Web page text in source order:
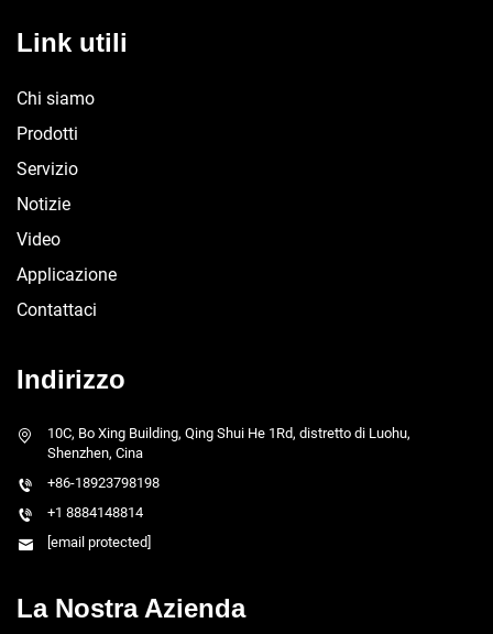
Link utili
Chi siamo
Prodotti
Servizio
Notizie
Video
Applicazione
Contattaci
Indirizzo
10C, Bo Xing Building, Qing Shui He 1Rd, distretto di Luohu,
Shenzhen, Cina
+86-18923798198
+1 8884148814
[email protected]
La Nostra Azienda